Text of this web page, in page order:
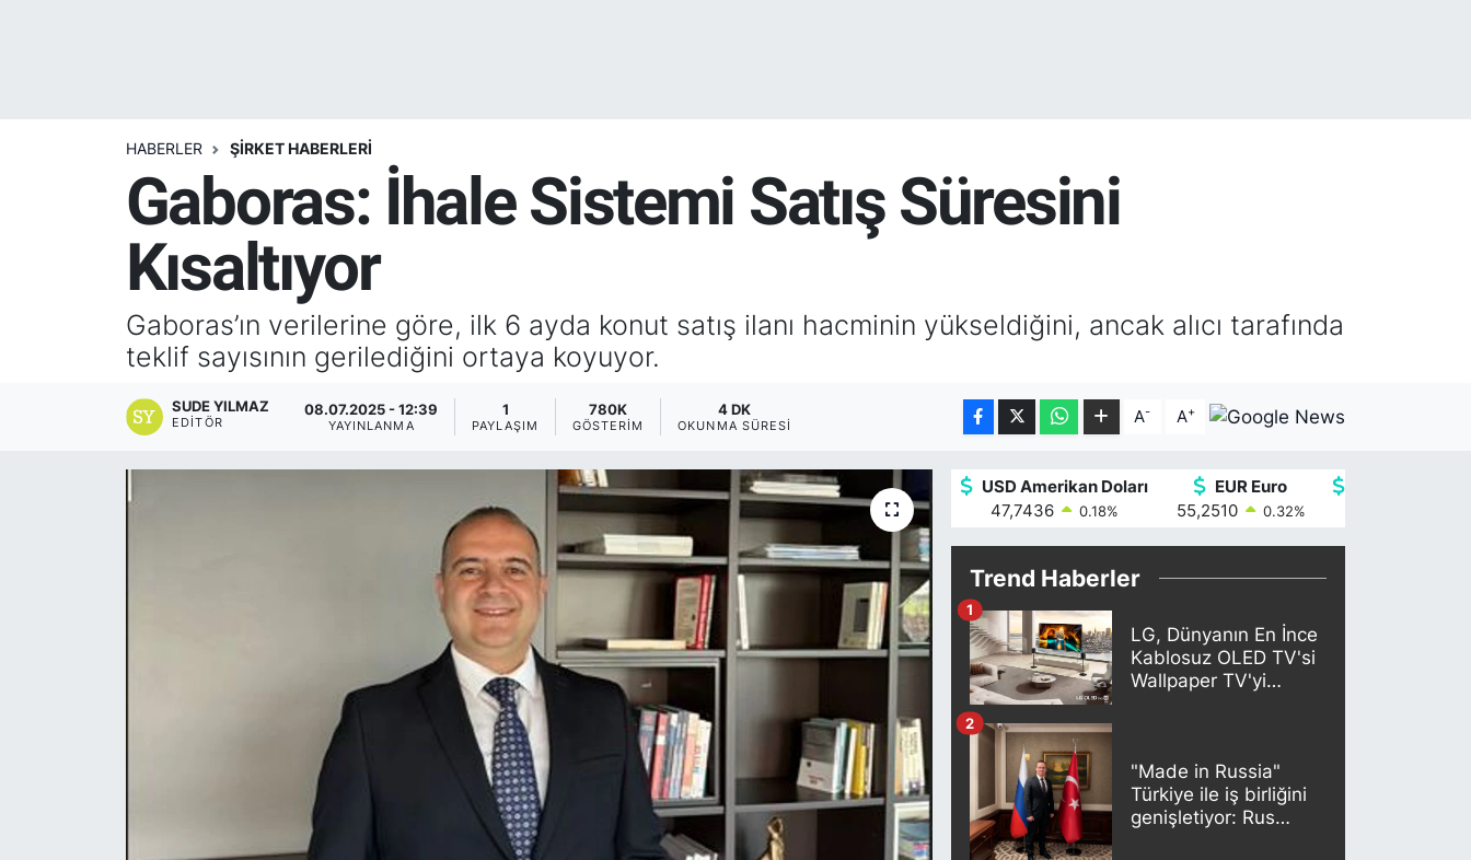
HABERLER ŞİRKET HABERLERİ
Gaboras: İhale Sistemi Satış Süresini
Kısaltıyor
Gaboras’ın verilerine göre, ilk 6 ayda konut satış ilanı hacminin yükseldiğini, ancak alıcı tarafında
teklif sayısının gerilediğini ortaya koyuyor.
SUDE YILMAZ
EDITÖR
08.07.2025 - 12:39
YAYINLANMA
1
PAYLAŞIM
780K
GÖSTERIM
4 DK
OKUNMA SÜRESI A- A+
USD Amerikan Doları
47,7436
0.18%
EUR Euro
55,2510
0.32%
Trend Haberler
LG, Dünyanın En İnce
Kablosuz OLED TV'si
Wallpaper TV'yi
1
"Made in Russia"
Türkiye ile iş birliğini
genişletiyor: Rus
2
SAVUNMA SANAYİ
FUAR HABERLERİ
FUAR TAKVİMİ
Amerika Fuarları
FUAR RAPORU
FESTİVAL HABERLERİ